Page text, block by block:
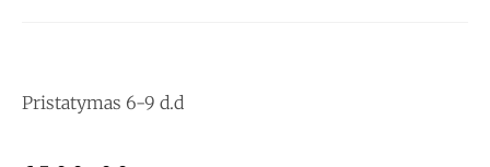
Pristatymas 6-9 d.d